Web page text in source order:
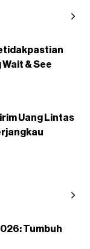
& See
Uang Lintas
Tumbuh